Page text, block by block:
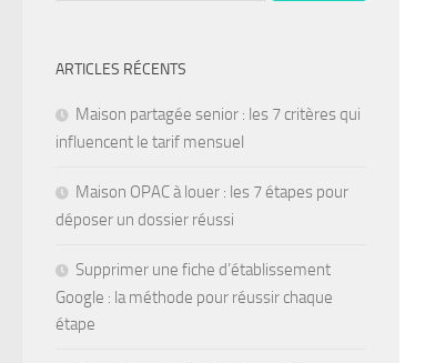
ARTICLES RÉCENTS
Maison partagée senior : les 7 critères qui
influencent le tarif mensuel
Maison OPAC à louer : les 7 étapes pour
déposer un dossier réussi
Supprimer une fiche d’établissement
Google : la méthode pour réussir chaque
étape